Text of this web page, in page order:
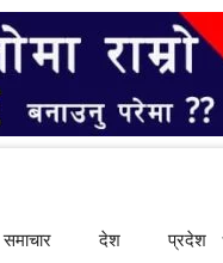
समाचार देश प्रदेश